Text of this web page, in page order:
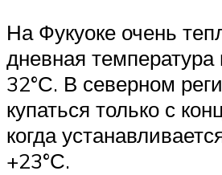
На Фукуоке очень
дневная температура
32°С. В северном
купаться только с
когда
+23°С.